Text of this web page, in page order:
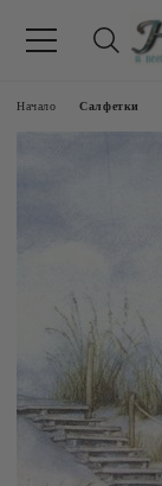
Начало Салфетки